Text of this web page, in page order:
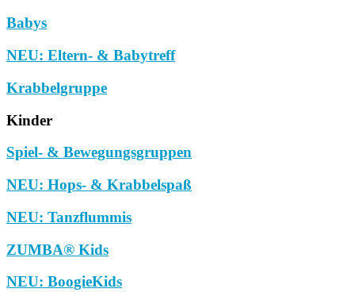
Babys
NEU: Eltern- & Babytreff
Krabbelgruppe
Kinder
Spiel- & Bewegungsgruppen
NEU: Hops- & Krabbelspaß
NEU: Tanzflummis
ZUMBA® Kids
NEU: BoogieKids